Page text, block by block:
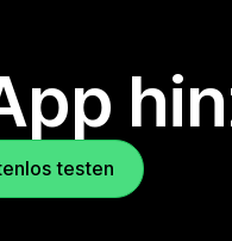
testen